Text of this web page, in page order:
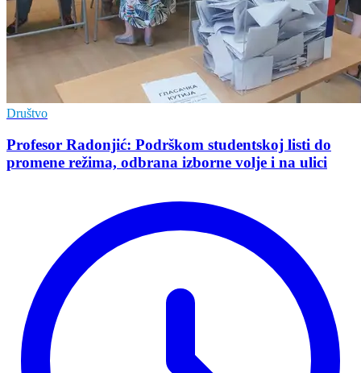
Društvo
Profesor Radonjić: Podrškom studentskoj listi do
promene režima, odbrana izborne volje i na ulici